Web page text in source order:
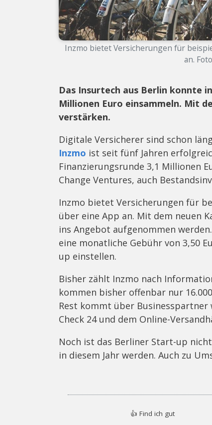
Inzmo bietet Versicherungen für
an.
Das Insurtech aus Berlin konnte
Millionen Euro einsammeln. Mit
verstärken.
Digitale Versicherer sind schon
Inzmo ist seit fünf Jahren
Finanzierungsrunde 3,1 Millionen
Change Ventures, auch
Inzmo bietet Versicherungen für
über eine App an. Mit dem neuen
ins Angebot aufgenommen
eine monatliche Gebühr von 3,50
up einstellen.
Bisher zählt Inzmo nach
kommen bisher offenbar nur
Rest kommt über
Check 24 und dem Online-
Noch ist das Berliner Start-up
in diesem Jahr werden. Auch zu
👍 Find ich gut